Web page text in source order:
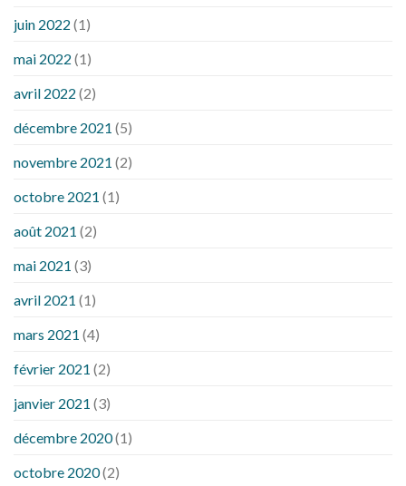
juin 2022 (1)
mai 2022 (1)
avril 2022 (2)
décembre 2021 (5)
novembre 2021 (2)
octobre 2021 (1)
août 2021 (2)
mai 2021 (3)
avril 2021 (1)
mars 2021 (4)
février 2021 (2)
janvier 2021 (3)
décembre 2020(1)
octobre 2020(2)